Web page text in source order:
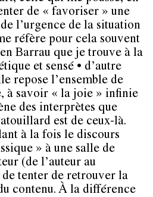
de « favoriser » une
l’urgence de la situation
réfère pour cela souvent
Barrau que je trouve à la
et sensé • d’autre
repose l’ensemble de
à savoir « la joie » infinie
des interprètes que
est de ceux-là.
à la fois le discours
» à une salle de
(de l’auteur au
de tenter de retrouver la
contenu. À la différence